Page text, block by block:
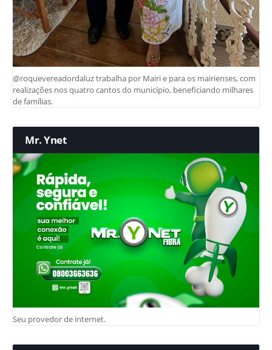
@roquevereadordaluz trabalha por Mairi e para os mairienses, com
realizações nos quatro cantos do município, beneficiando milhares
de famílias.
Mr. Ynet
Seu provedor de internet.